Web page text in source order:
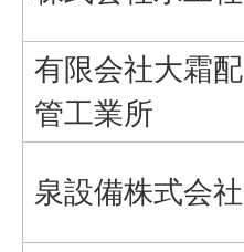
有限会社大霜配
管工業所
泉設備株式会社